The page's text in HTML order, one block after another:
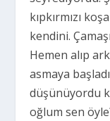
kıpkırmızı
kendini.
Hemen alıp
asmaya
düşünüyordu
oğlum sen